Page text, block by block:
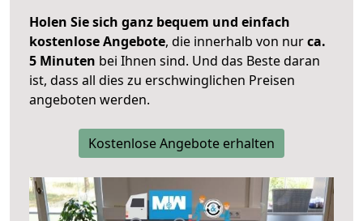
Holen Sie sich ganz bequem und einfach
kostenlose Angebote, die innerhalb von nurca.
5 Minuten bei Ihnen sind. Und das Beste daran
ist, dass all dies zu erschwinglichen Preisen
angeboten werden.
Kostenlose Angebote erhalten